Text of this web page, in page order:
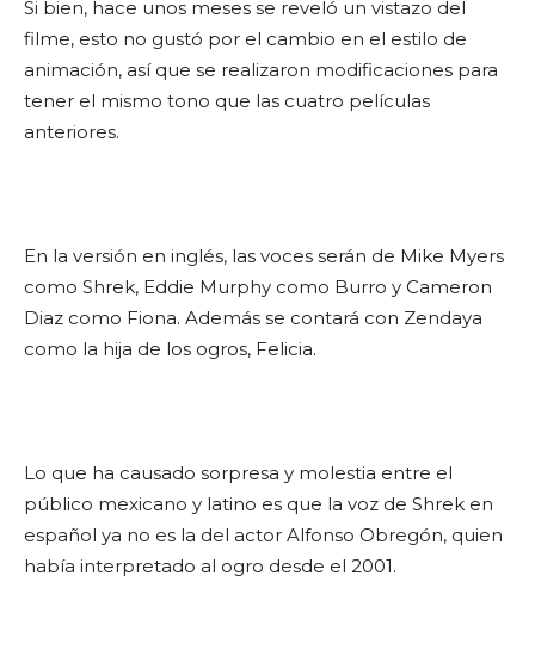
Si bien, hace unos meses se reveló un vistazo del
filme, esto no gustó por el cambio en el estilo de
animación, así que se realizaron modificaciones para
tener el mismo tono que las cuatro películas
anteriores.
En la versión en inglés, las voces serán de Mike Myers
como Shrek, Eddie Murphy como Burro y Cameron
Diaz como Fiona. Además se contará con Zendaya
como la hija de los ogros, Felicia.
Lo que ha causado sorpresa y molestia entre el
público mexicano y latino es que la voz de Shrek en
español ya no es la del actor Alfonso Obregón, quien
había interpretado al ogro desde el 2001.